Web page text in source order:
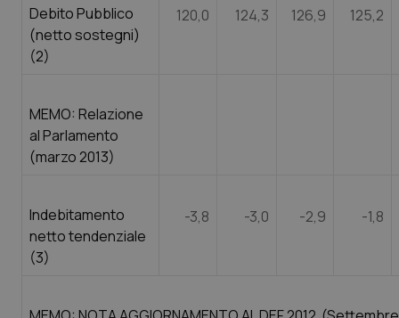
Debito Pubblico
(netto sostegni)
(2)
120,0 124,3 126,9 125,2
MEMO: Relazione
al Parlamento
(marzo 2013)
Indebitamento
netto tendenziale
(3)
-3,8 -3,0 -2,9 -1,8